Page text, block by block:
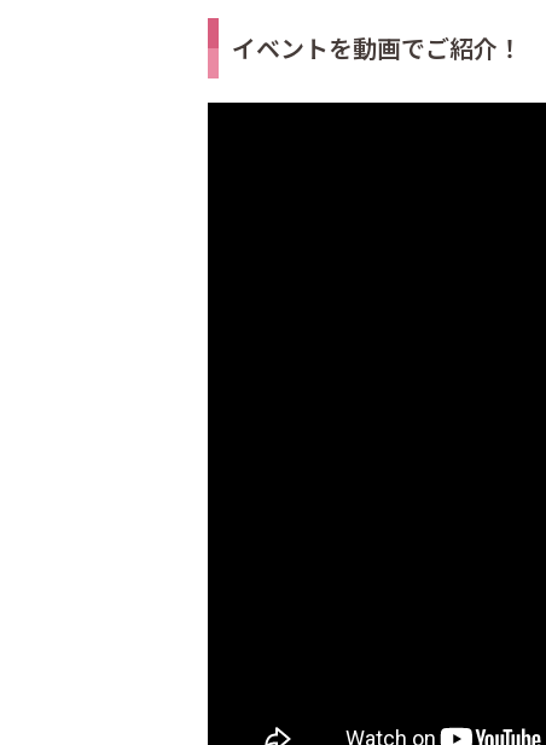
イベントを動画でご紹介！